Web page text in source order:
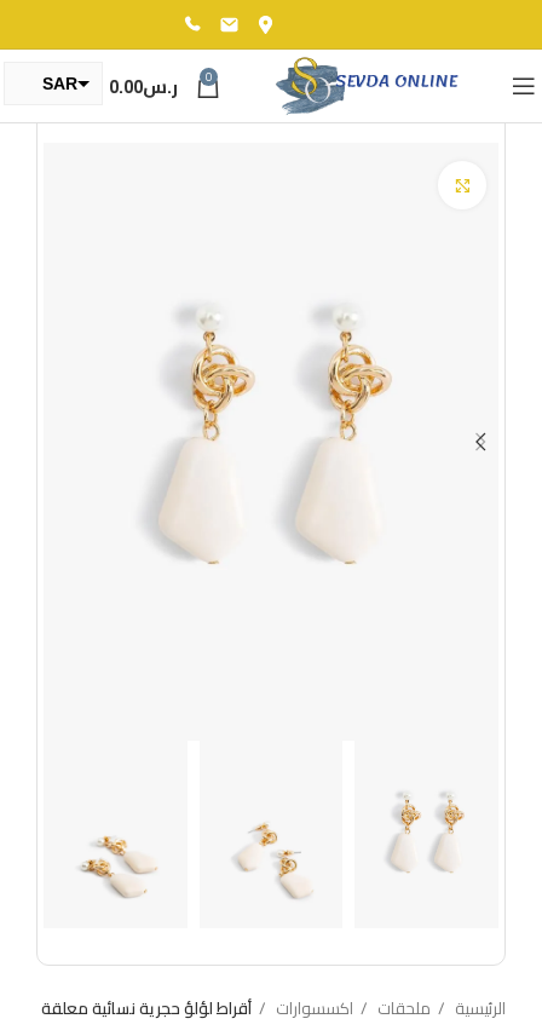
0 ر.س0.00
SAR
TRY
الرئيسية ملحقات اكسسوارات أقراط لؤلؤ حجرية نسائية معلقة